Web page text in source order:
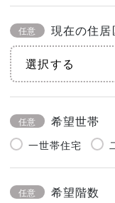
任意 現在の住居
任意 希望世帯
一世帯住宅
任意 希望階数